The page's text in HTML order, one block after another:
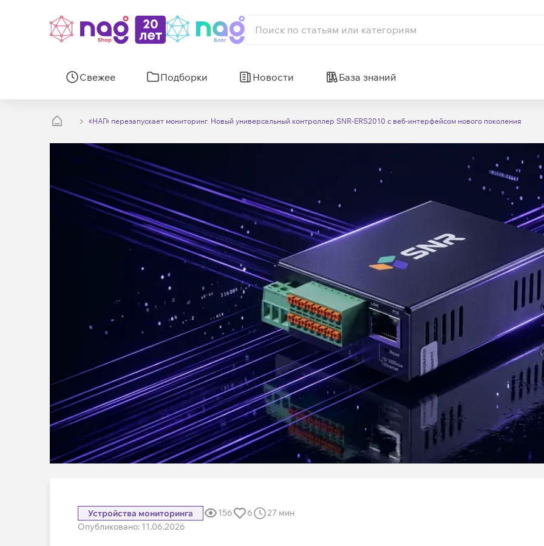
Свежее Подборки Новости База знаний
«НАГ» перезапускает мониторинг. Новый универсальный контроллер SNR‑ERS2010 с веб‑интерфейсом нового поколения
Устройства мониторинга 156 6
27 мин
Опубликовано: 11.06.2026